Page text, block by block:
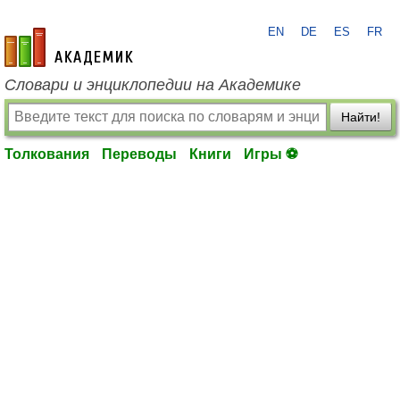
academic.ru
EN DE ES FR
Словари и энциклопедии на Академике
Найти!
Толкования Переводы Книги Игры ⚽